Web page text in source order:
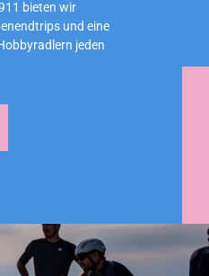
bieten wir
und eine
jeden